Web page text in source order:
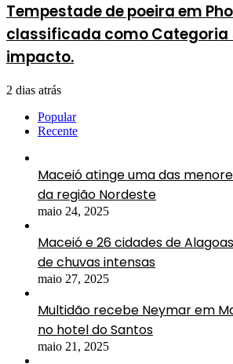
Tempestade de poeira em
classificada como Categoria
impacto.
2 dias atrás
Popular
Recente
Maceió atinge uma das
da região Nordeste
maio 24, 2025
Maceió e 26 cidades de
de chuvas intensas
maio 27, 2025
Multidão recebe Neymar em
no hotel do Santos
maio 21, 2025